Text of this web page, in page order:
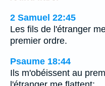
2 Samuel 22:45
Les fils de l'étranger
premier ordre.
Psaume 18:44
Ils m'obéissent au